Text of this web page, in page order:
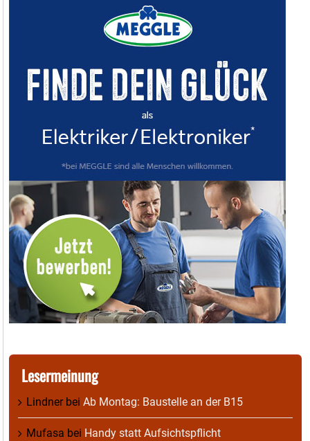
Lesermeinung
Lindnerbei Ab Montag: Baustelle an der B15
Mufasa bei Handy statt Aufsichtspflicht